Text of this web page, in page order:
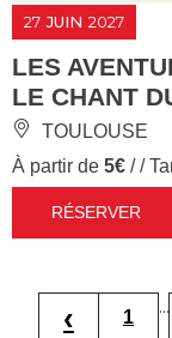
27 JUIN 2027
LES
LE CHANT
TOULOUSE
À partir de 5€ / /
RÉSERVER
‹ 1 ...